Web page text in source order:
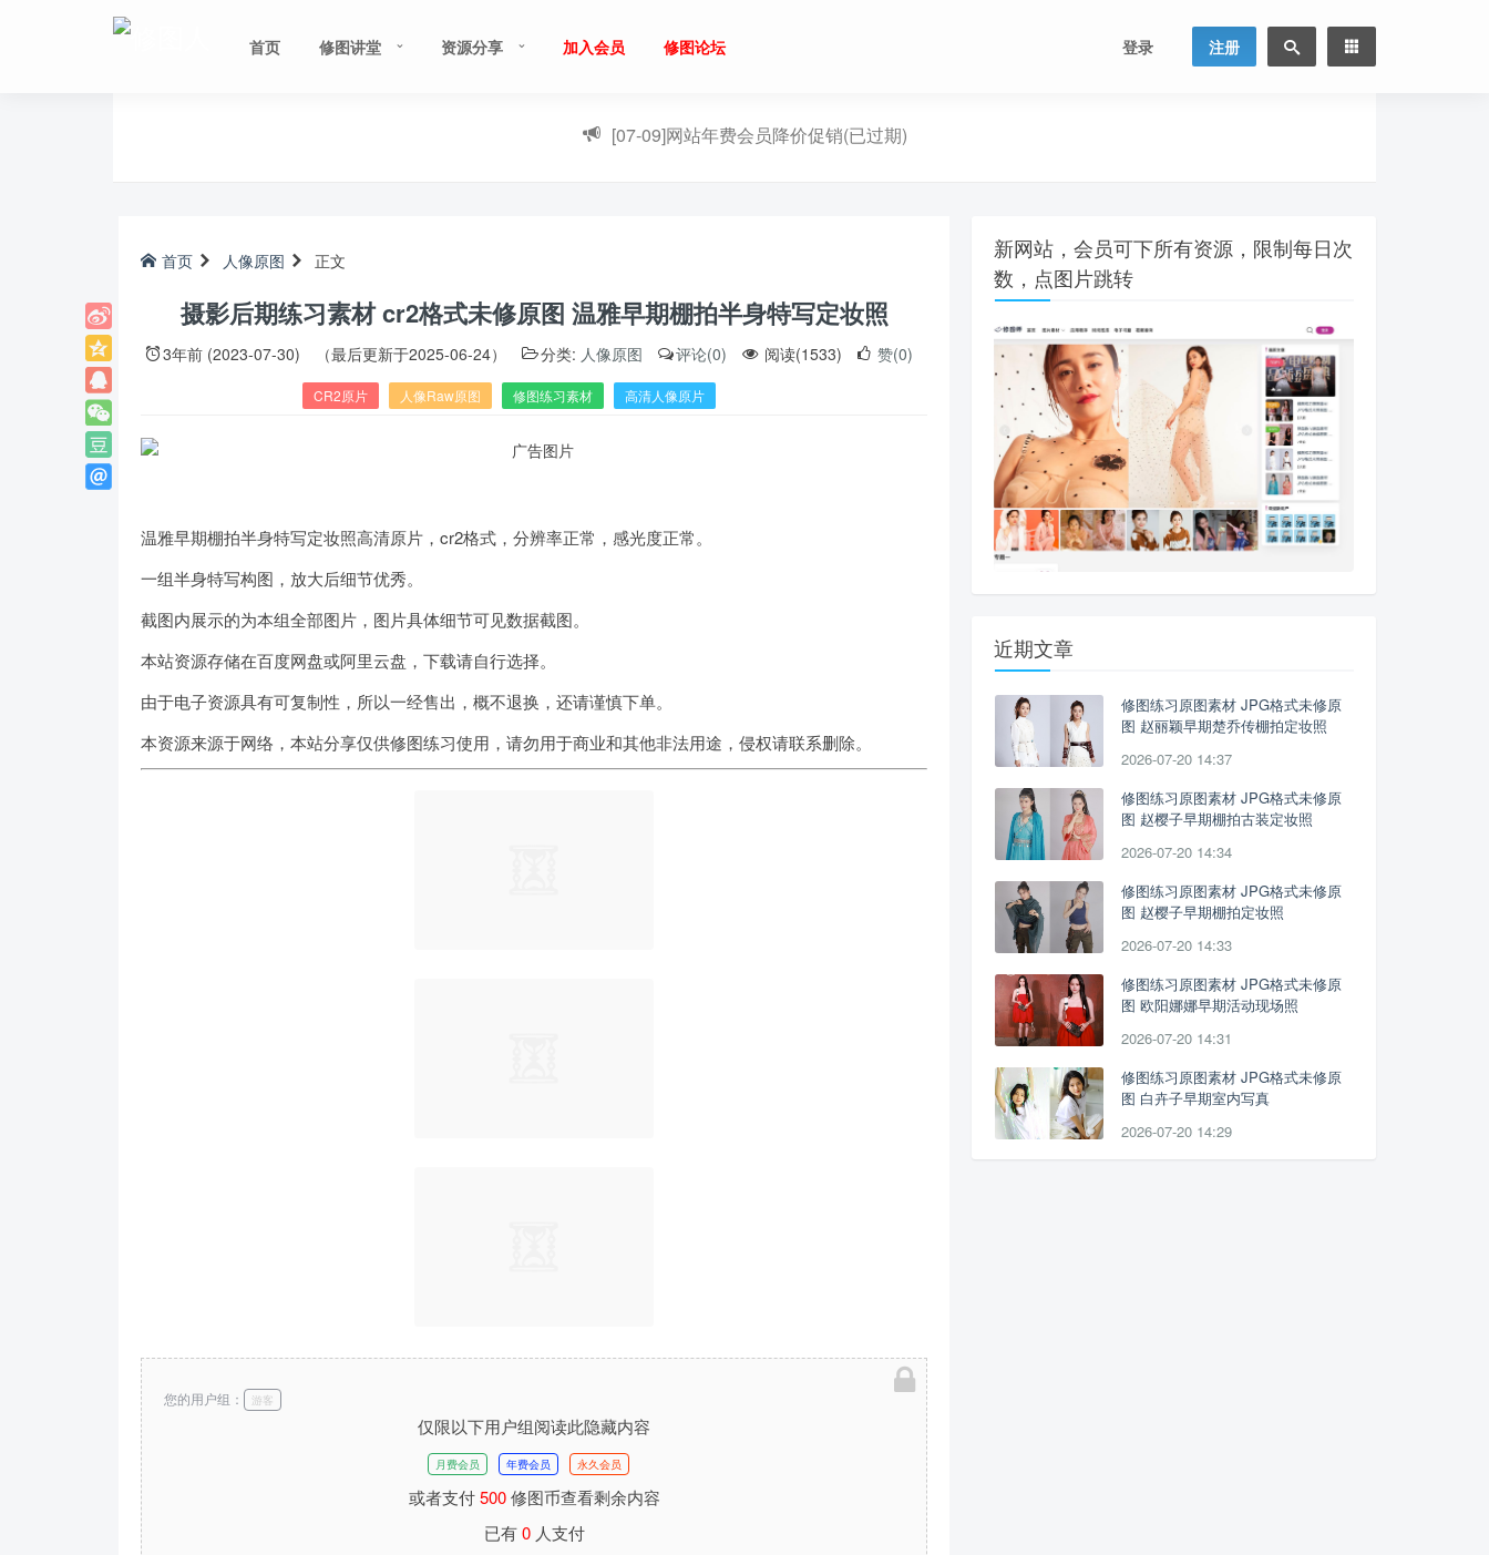
首页 修图讲堂 资源分享 加入会员 修图论坛 登录 注册
[07-09]网站年费会员降价促销(已过期)
首页 人像原图 正文
摄影后期练习素材 cr2格式未修原图 温雅早期棚拍半身特写定妆照
3年前 (2023-07-30) （最后更新于2025-06-24） 分类: 人像原图 评论(0) 阅读(1533) 赞(0)
CR2原片 人像Raw原图 修图练习素材 高清人像原片
温雅早期棚拍半身特写定妆照高清原片，cr2格式，分辨率正常，感光度正常。
一组半身特写构图，放大后细节优秀。
截图内展示的为本组全部图片，图片具体细节可见数据截图。
本站资源存储在百度网盘或阿里云盘，下载请自行选择。
由于电子资源具有可复制性，所以一经售出，概不退换，还请谨慎下单。
本资源来源于网络，本站分享仅供修图练习使用，请勿用于商业和其他非法用途，侵权请联系删除。
仅限以下用户组阅读此隐藏内容
月费会员 年费会员 永久会员
或者支付500修图币查看剩余内容
已有0人支付
您的用户组： 游客
新网站，会员可下所有资源，限制每日次
数，点图片跳转
近期文章
修图练习原图素材 JPG格式未修原
图 赵丽颖早期楚乔传棚拍定妆照
2026-07-20 14:37
修图练习原图素材 JPG格式未修原
图 赵樱子早期棚拍古装定妆照
2026-07-20 14:34
修图练习原图素材 JPG格式未修原
图 赵樱子早期棚拍定妆照
2026-07-20 14:33
修图练习原图素材 JPG格式未修原
图 欧阳娜娜早期活动现场照
2026-07-20 14:31
修图练习原图素材 JPG格式未修原
图 白卉子早期室内写真
2026-07-20 14:29